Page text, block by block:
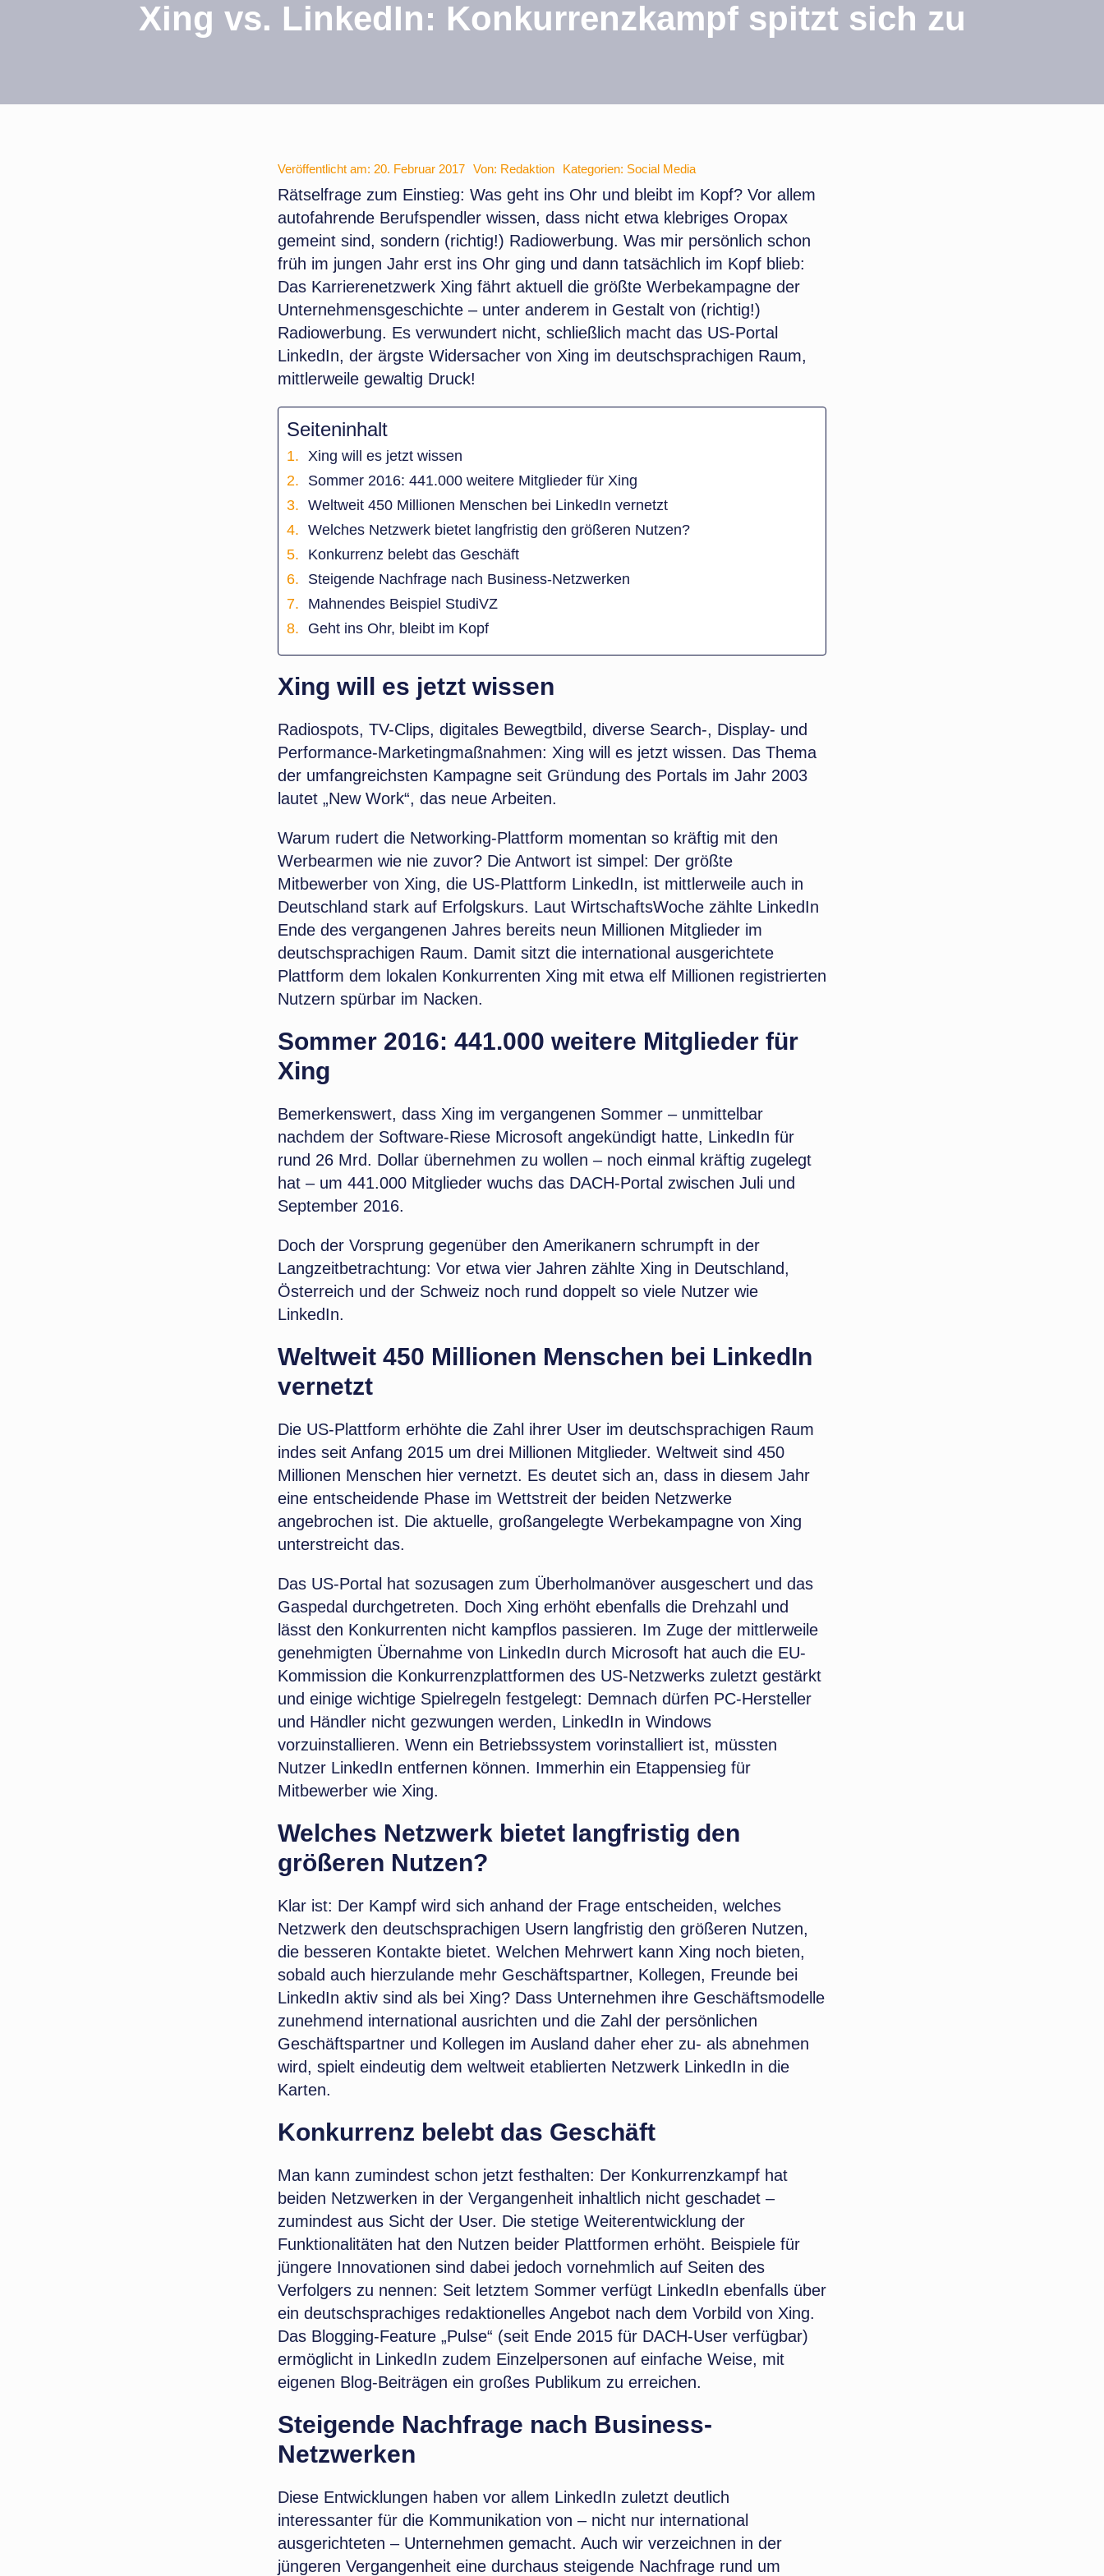
Xing vs. LinkedIn: Konkurrenzkampf spitzt sich zu
Veröffentlicht am: 20. Februar 2017 Von: Redaktion Kategorien: Social Media
Rätselfrage zum Einstieg: Was geht ins Ohr und bleibt im Kopf? Vor allem
autofahrende Berufspendler wissen, dass nicht etwa klebriges Oropax
gemeint sind, sondern (richtig!) Radiowerbung. Was mir persönlich schon
früh im jungen Jahr erst ins Ohr ging und dann tatsächlich im Kopf blieb:
Das Karrierenetzwerk Xing fährt aktuell die größte Werbekampagne der
Unternehmensgeschichte – unter anderem in Gestalt von (richtig!)
Radiowerbung. Es verwundert nicht, schließlich macht das US-Portal
LinkedIn, der ärgste Widersacher von Xing im deutschsprachigen Raum,
mittlerweile gewaltig Druck!
Seiteninhalt
Xing will es jetzt wissen
Sommer 2016: 441.000 weitere Mitglieder für Xing
Weltweit 450 Millionen Menschen bei LinkedIn vernetzt
Welches Netzwerk bietet langfristig den größeren Nutzen?
Konkurrenz belebt das Geschäft
Steigende Nachfrage nach Business-Netzwerken
Mahnendes Beispiel StudiVZ
Geht ins Ohr, bleibt im Kopf
Xing will es jetzt wissen
Radiospots, TV-Clips, digitales Bewegtbild, diverse Search-, Display- und
Performance-Marketingmaßnahmen: Xing will es jetzt wissen. Das Thema
der umfangreichsten Kampagne seit Gründung des Portals im Jahr 2003
lautet „New Work“, das neue Arbeiten.
Warum rudert die Networking-Plattform momentan so kräftig mit den
Werbearmen wie nie zuvor? Die Antwort ist simpel: Der größte
Mitbewerber von Xing, die US-Plattform LinkedIn, ist mittlerweile auch in
Deutschland stark auf Erfolgskurs. Laut WirtschaftsWoche zählte LinkedIn
Ende des vergangenen Jahres bereits neun Millionen Mitglieder im
deutschsprachigen Raum. Damit sitzt die international ausgerichtete
Plattform dem lokalen Konkurrenten Xing mit etwa elf Millionen registrierten
Nutzern spürbar im Nacken.
Sommer 2016: 441.000 weitere Mitglieder für
Xing
Bemerkenswert, dass Xing im vergangenen Sommer – unmittelbar
nachdem der Software-Riese Microsoft angekündigt hatte, LinkedIn für
rund 26 Mrd. Dollar übernehmen zu wollen – noch einmal kräftig zugelegt
hat – um 441.000 Mitglieder wuchs das DACH-Portal zwischen Juli und
September 2016.
Doch der Vorsprung gegenüber den Amerikanern schrumpft in der
Langzeitbetrachtung: Vor etwa vier Jahren zählte Xing in Deutschland,
Österreich und der Schweiz noch rund doppelt so viele Nutzer wie
LinkedIn.
Weltweit 450 Millionen Menschen bei LinkedIn
vernetzt
Die US-Plattform erhöhte die Zahl ihrer User im deutschsprachigen Raum
indes seit Anfang 2015 um drei Millionen Mitglieder. Weltweit sind 450
Millionen Menschen hier vernetzt. Es deutet sich an, dass in diesem Jahr
eine entscheidende Phase im Wettstreit der beiden Netzwerke
angebrochen ist. Die aktuelle, großangelegte Werbekampagne von Xing
unterstreicht das.
Das US-Portal hat sozusagen zum Überholmanöver ausgeschert und das
Gaspedal durchgetreten. Doch Xing erhöht ebenfalls die Drehzahl und
lässt den Konkurrenten nicht kampflos passieren. Im Zuge der mittlerweile
genehmigten Übernahme von LinkedIn durch Microsoft hat auch die EU-
Kommission die Konkurrenzplattformen des US-Netzwerks zuletzt gestärkt
und einige wichtige Spielregeln festgelegt: Demnach dürfen PC-Hersteller
und Händler nicht gezwungen werden, LinkedIn in Windows
vorzuinstallieren. Wenn ein Betriebssystem vorinstalliert ist, müssten
Nutzer LinkedIn entfernen können. Immerhin ein Etappensieg für
Mitbewerber wie Xing.
Welches Netzwerk bietet langfristig den
größeren Nutzen?
Klar ist: Der Kampf wird sich anhand der Frage entscheiden, welches
Netzwerk den deutschsprachigen Usern langfristig den größeren Nutzen,
die besseren Kontakte bietet. Welchen Mehrwert kann Xing noch bieten,
sobald auch hierzulande mehr Geschäftspartner, Kollegen, Freunde bei
LinkedIn aktiv sind als bei Xing? Dass Unternehmen ihre Geschäftsmodelle
zunehmend international ausrichten und die Zahl der persönlichen
Geschäftspartner und Kollegen im Ausland daher eher zu- als abnehmen
wird, spielt eindeutig dem weltweit etablierten Netzwerk LinkedIn in die
Karten.
Konkurrenz belebt das Geschäft
Man kann zumindest schon jetzt festhalten: Der Konkurrenzkampf hat
beiden Netzwerken in der Vergangenheit inhaltlich nicht geschadet –
zumindest aus Sicht der User. Die stetige Weiterentwicklung der
Funktionalitäten hat den Nutzen beider Plattformen erhöht. Beispiele für
jüngere Innovationen sind dabei jedoch vornehmlich auf Seiten des
Verfolgers zu nennen: Seit letztem Sommer verfügt LinkedIn ebenfalls über
ein deutschsprachiges redaktionelles Angebot nach dem Vorbild von Xing.
Das Blogging-Feature „Pulse“ (seit Ende 2015 für DACH-User verfügbar)
ermöglicht in LinkedIn zudem Einzelpersonen auf einfache Weise, mit
eigenen Blog-Beiträgen ein großes Publikum zu erreichen.
Steigende Nachfrage nach Business-
Netzwerken
Diese Entwicklungen haben vor allem LinkedIn zuletzt deutlich
interessanter für die Kommunikation von – nicht nur international
ausgerichteten – Unternehmen gemacht. Auch wir verzeichnen in der
jüngeren Vergangenheit eine durchaus steigende Nachfrage rund um